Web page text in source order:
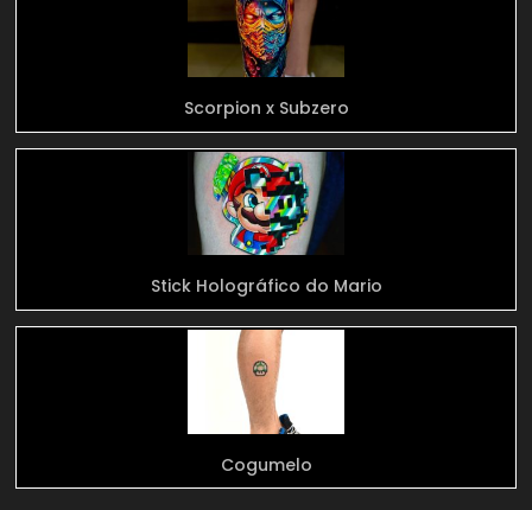
Scorpion x Subzero
Stick Holográfico do Mario
Cogumelo